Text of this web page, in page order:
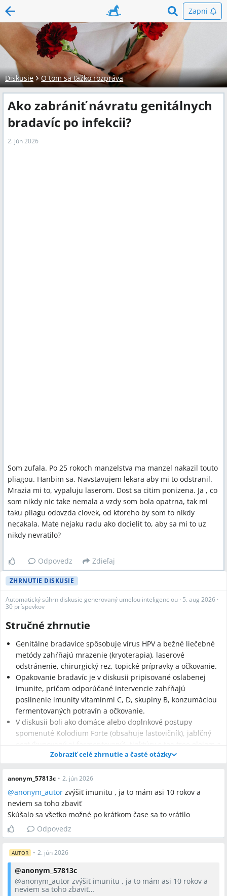
Zapni
Diskusie O tom sa ťažko rozpráva
Ako zabrániť návratu genitálnych
bradavíc po infekcii?
2. jún 2026
Som zufala. Po 25 rokoch manzelstva ma manzel nakazil touto
pliagou. Hanbim sa. Navstavujem lekara aby mi to odstranil.
Mrazia mi to, vypaluju laserom. Dost sa citim ponizena. Ja , co
som nikdy nic take nemala a vzdy som bola opatrna, tak mi
taku pliagu odovzda clovek, od ktoreho by som to nikdy
necakala. Mate nejaku radu ako docielit to, aby sa mi to uz
nikdy nevratilo?
Odpovedz Zdieľaj
ZHRNUTIE DISKUSIE
Automatický súhrn diskusie generovaný umelou inteligenciou · 5. aug 2026 ·
30 príspevkov
Stručné zhrnutie
Genitálne bradavice spôsobuje vírus HPV a bežné liečebné
metódy zahŕňajú mrazenie (kryoterapia), laserové
odstránenie, chirurgický rez, topické prípravky a očkovanie.
Opakovanie bradavíc je v diskusii pripisované oslabenej
imunite, pričom odporúčané intervencie zahŕňajú
posilnenie imunity vitamínmi C, D, skupiny B, konzumáciou
fermentovaných potravín a očkovanie.
V diskusii boli ako domáce alebo doplnkové postupy
spomenuté Kolodium Forte (obsahuje lastovičník), jablčný
kadidlom a sedacie kúpele, pričom účinnosť týchto postupov
Najčastejšie otázky
Q:Aké sú bežné metódy liečby genitálnych bradavíc?
odstránenie, chirurgický rez, topické prípravky ako Kolodium
Forte, systémové imunostimulanciá ako Isoprinosine a
očkovanie; niektorí užívatelia absolvovali opakované laserové
ošetrenia.
Zobraziť celé zhrnutie a časté otázky
anonym_57813c • 2. jún 2026
@anonym_autor zvýšiť imunitu , ja to mám asi 10 rokov a
neviem sa toho zbaviť
Skúšalo sa všetko možné po krátkom čase sa to vrátilo
Odpovedz
AUTOR • 2. jún 2026
@anonym_57813c
@anonym_autor zvýšiť imunitu , ja to mám asi 10 rokov a
neviem sa toho zbaviť